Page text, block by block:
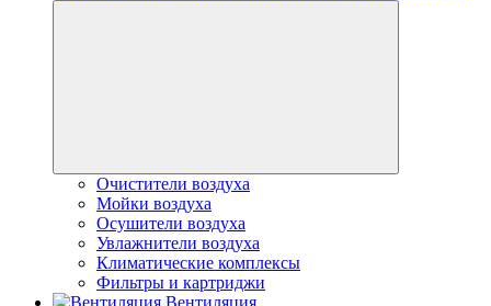
Очистители воздуха
Мойки воздуха
Осушители воздуха
Увлажнители воздуха
Климатические комплексы
Фильтры и картриджи
Вентиляция